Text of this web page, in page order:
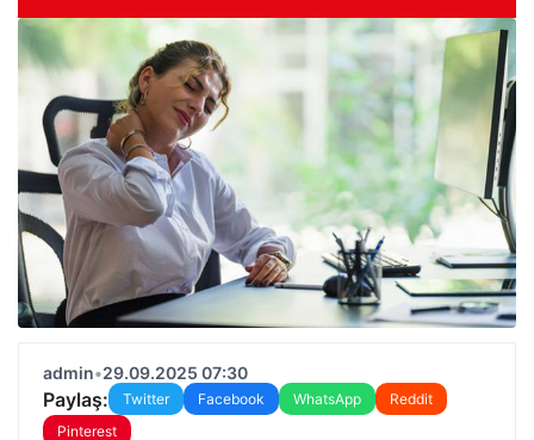
admin•29.09.2025 07:30
Paylaş: Twitter Facebook WhatsApp
Reddit
Pinterest